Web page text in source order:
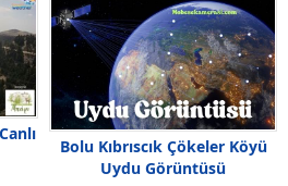
Bolu Kıbrıscık Çökeler Köyü
Uydu Görüntüsü